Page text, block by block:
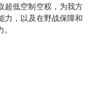
低空制空权，为我方
，以及在野战保障和
。